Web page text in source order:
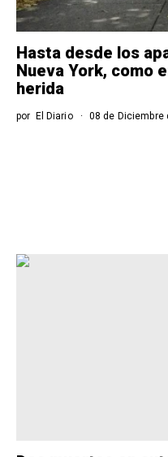
Hasta desde los
Nueva York, como
herida
por El Diario 08 de Diciembre